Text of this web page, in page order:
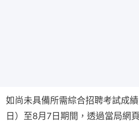
如尚未具備所需綜合招聘考試成
日）至8月7日期間，透過當局網